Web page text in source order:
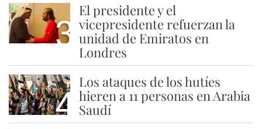
3
El presidente y el
vicepresidente refuerzan la
unidad de Emiratos en
Londres
4
Los ataques de los hutíes
hieren a 11 personas en Arabia
Saudí